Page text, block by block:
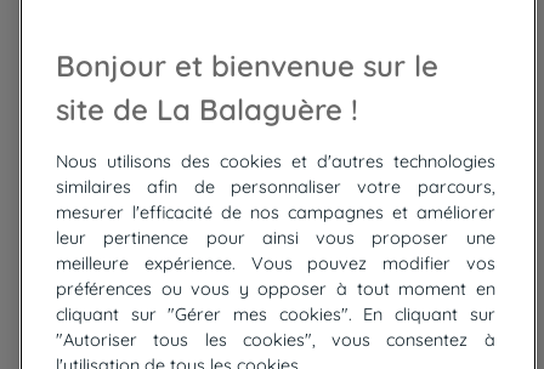
Trek Mauritanie
Trek
Top
circuits
Tour du lac de Constance à vélo
Cyclades : Amorgos et Naxos
Randonnée aux Bardenas Reales
De Collioure à Cadaquès à pied
Découverte des trésors de Madère
Rando Réunion en douceur
Bonjour et bienvenue sur le
site de La Balaguère !
Nous utilisons des cookies et d'autres technologies
similaires afin de personnaliser votre parcours,
mesurer l'efficacité de nos campagnes et améliorer
leur pertinence pour ainsi vous proposer une
meilleure expérience. Vous pouvez modifier vos
préférences ou vous y opposer à tout moment en
cliquant sur "Gérer mes cookies". En cliquant sur
"Autoriser tous les cookies", vous consentez à